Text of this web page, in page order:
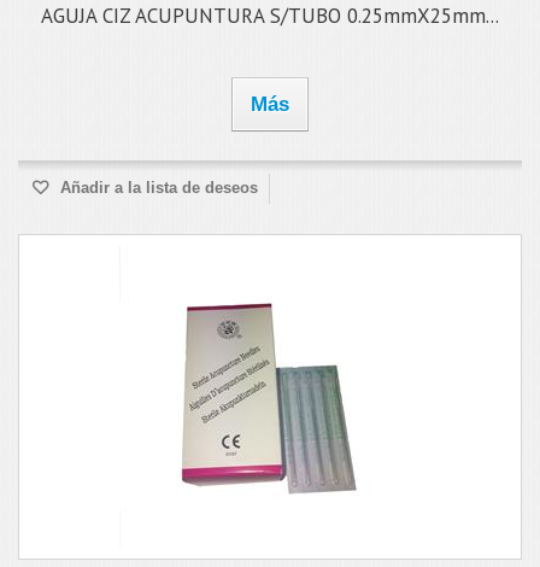
AGUJA CIZ ACUPUNTURA S/TUBO 0.25mmX25mm...
Más
Añadir a la lista de deseos